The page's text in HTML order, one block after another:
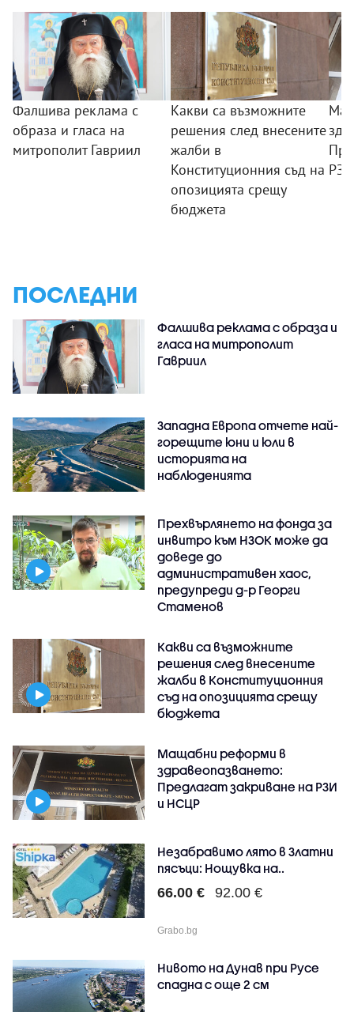
Фалшива реклама с
образа и гласа на
митрополит Гавриил
Какви са възможните
решения след внесените
жалби в
Конституционния съд на
опозицията срещу
бюджета
ПОСЛЕДНИ
Фалшива реклама с образа и
гласа на митрополит
Гавриил
Западна Европа отчете най-
горещите юни и юли в
историята на
наблюденията
Прехвърлянето на фонда за
инвитро към НЗОК може да
доведе до
административен хаос,
предупреди д-р Георги
Стаменов
Какви са възможните
решения след внесените
жалби в Конституционния
съд на опозицията срещу
бюджета
Мащабни реформи в
здравеопазването:
Предлагат закриване на РЗИ
и НСЦР
Незабравимо лято в Златни
пясъци: Нощувка на..
66.00 € 92.00 €
Grabo.bg
Нивото на Дунав при Русе
спадна с още 2 см